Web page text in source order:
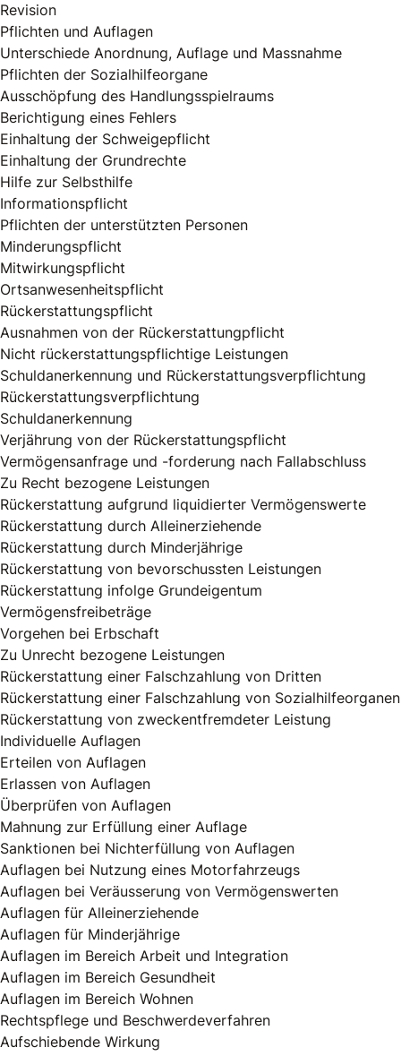
Revision
Pflichten und Auflagen
Unterschiede Anordnung, Auflage und Massnahme
Pflichten der Sozialhilfeorgane
Ausschöpfung des Handlungsspielraums
Berichtigung eines Fehlers
Einhaltung der Schweigepflicht
Einhaltung der Grundrechte
Hilfe zur Selbsthilfe
Informationspflicht
Pflichten der unterstützten Personen
Minderungspflicht
Mitwirkungspflicht
Ortsanwesenheitspflicht
Rückerstattungspflicht
Ausnahmen von der Rückerstattungpflicht
Nicht rückerstattungspflichtige Leistungen
Schuldanerkennung und Rückerstattungsverpflichtung
Rückerstattungsverpflichtung
Schuldanerkennung
Verjährung von der Rückerstattungspflicht
Vermögensanfrage und -forderung nach Fallabschluss
Zu Recht bezogene Leistungen
Rückerstattung aufgrund liquidierter Vermögenswerte
Rückerstattung durch Alleinerziehende
Rückerstattung durch Minderjährige
Rückerstattung von bevorschussten Leistungen
Rückerstattung infolge Grundeigentum
Vermögensfreibeträge
Vorgehen bei Erbschaft
Zu Unrecht bezogene Leistungen
Rückerstattung einer Falschzahlung von Dritten
Rückerstattung einer Falschzahlung von Sozialhilfeorganen
Rückerstattung von zweckentfremdeter Leistung
Individuelle Auflagen
Erteilen von Auflagen
Erlassen von Auflagen
Überprüfen von Auflagen
Mahnung zur Erfüllung einer Auflage
Sanktionen bei Nichterfüllung von Auflagen
Auflagen bei Nutzung eines Motorfahrzeugs
Auflagen bei Veräusserung von Vermögenswerten
Auflagen für Alleinerziehende
Auflagen für Minderjährige
Auflagen im Bereich Arbeit und Integration
Auflagen im Bereich Gesundheit
Auflagen im Bereich Wohnen
Rechtspflege und Beschwerdeverfahren
Aufschiebende Wirkung